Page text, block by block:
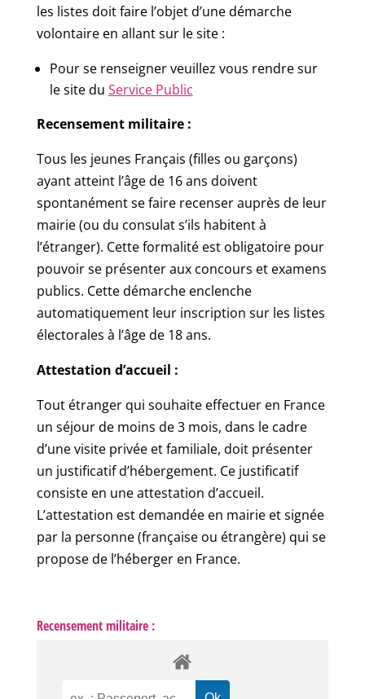
les listes doit faire l’objet d’une démarche
volontaire en allant sur le site :
Pour se renseigner veuillez vous rendre sur
le site du Service Public
Recensement militaire :
Tous les jeunes Français (filles ou garçons)
ayant atteint l’âge de 16 ans doivent
spontanément se faire recenser auprès de leur
mairie (ou du consulat s’ils habitent à
l’étranger). Cette formalité est obligatoire pour
pouvoir se présenter aux concours et examens
publics. Cette démarche enclenche
automatiquement leur inscription sur les listes
électorales à l’âge de 18 ans.
Attestation d’accueil :
Tout étranger qui souhaite effectuer en France
un séjour de moins de 3 mois, dans le cadre
d’une visite privée et familiale, doit présenter
un justificatif d’hébergement. Ce justificatif
consiste en une attestation d’accueil.
L’attestation est demandée en mairie et signée
par la personne (française ou étrangère) qui se
propose de l’héberger en France.
Recensement militaire :